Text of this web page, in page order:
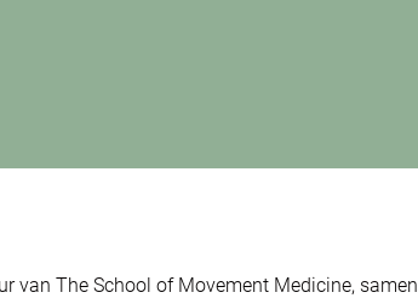
van The School of Movement Medicine, samen